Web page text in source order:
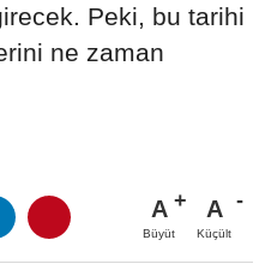
Peki, bu tarihi
ne zaman
A
Büyüt
A
Küçült